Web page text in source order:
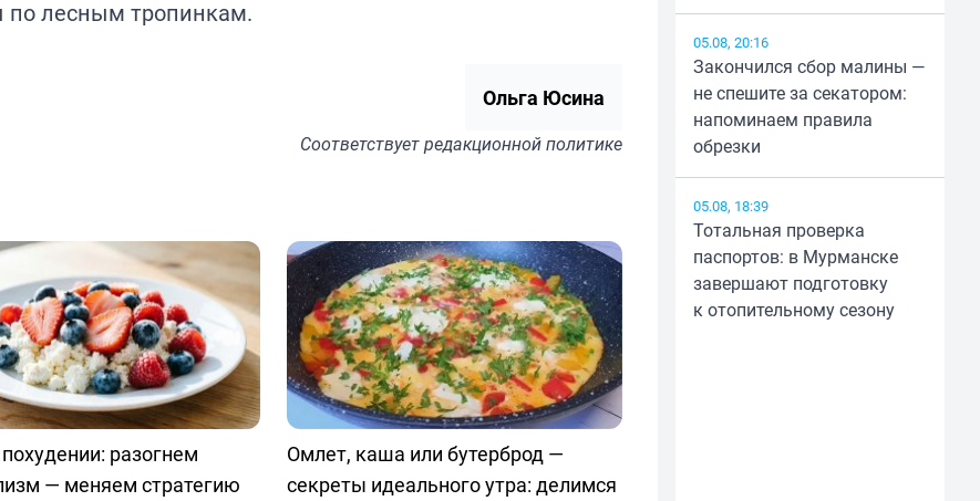
по лесным тропинкам.
Ольга Юсина
Соответствуетредакционной политике
разогнем
— меняем стратегию
Омлет, каша или бутерброд —
секреты идеального утра: делимся
05.08, 20:16
Закончился сбор малины —
не спешите за секатором:
напоминаем правила
обрезки
05.08, 18:39
Тотальная проверка
паспортов: в Мурманске
завершают подготовку
к отопительному сезону